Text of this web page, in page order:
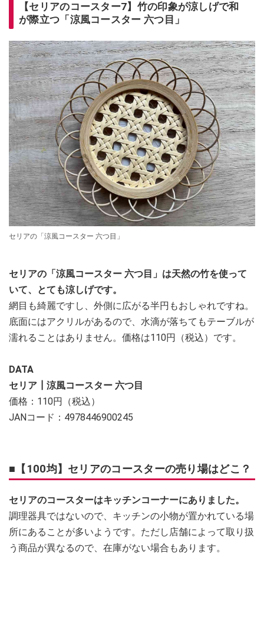
【セリアのコースター7】竹の印象が涼しげで和
が際立つ「涼風コースター 六つ目」
セリアの「涼風コースター 六つ目」
セリアの「涼風コースター 六つ目」は天然の竹を使って
いて、とても涼しげです。
網目も綺麗ですし、外側に広がる半円もおしゃれですね。
底面にはアクリルがあるので、水滴が落ちてもテーブルが
濡れることはありません。価格は110円（税込）です。
DATA
セリア┃涼風コースター 六つ目
価格：110円（税込）
JANコード：4978446900245
■【100均】セリアのコースターの売り場はどこ？
セリアのコースターはキッチンコーナーにありました。
調理器具ではないので、キッチンの小物が置かれている場
所にあることが多いようです。ただし店舗によって取り扱
う商品が異なるので、在庫がない場合もあります。